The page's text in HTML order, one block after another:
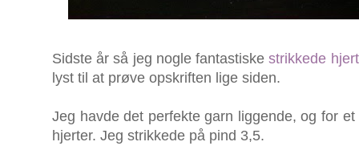
Sidste år så jeg nogle fantastiskestrikkede
lyst til at prøve opskriften lige siden.
Jeg havde det perfekte garn liggende, og for
hjerter. Jeg strikkede på pind 3,5.